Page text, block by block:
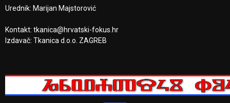
Urednik: Marijan Majstorović
Kontakt: tkanica@hrvatski-fokus.hr
Izdavač: Tkanica d.o.o. ZAGREB